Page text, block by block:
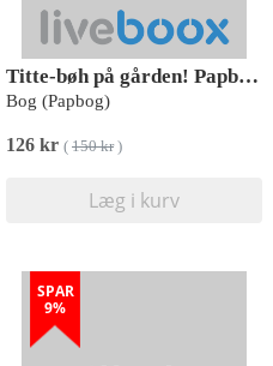
Titte-bøh på gården! Papbog med 5 skønne lyde
Bog (Papbog)
126 kr ( 150 kr)
Læg i kurv
SPAR
9%